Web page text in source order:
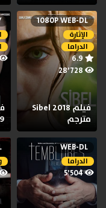
1080P WEB-DL
الإثارة
الدراما
فيلم Sibel 2018
مترجم
WEB-DL
الدراما
5٬504